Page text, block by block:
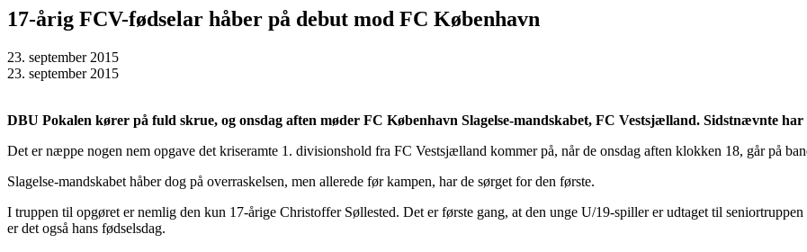
17-årig FCV-fødselar håber på debut mod FC København
23. september 2015
23. september 2015
DBU Pokalen kører på fuld skrue, og onsdag aften møder FC København Slagelse-mandskabet, FC Vestsjælland. Sidstnævnte
Det er næppe nogen nem opgave det kriseramte 1. divisionshold fra FC Vestsjælland kommer på, når de onsdag aften klokken 18, går på
Slagelse-mandskabet håber dog på overraskelsen, men allerede før kampen, har de sørget for den første.
I truppen til opgøret er nemlig den kun 17-årige Christoffer Søllested. Det er første gang, at den unge U/19-spiller er udtaget til
er det også hans fødselsdag.